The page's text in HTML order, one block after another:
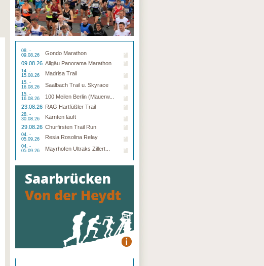
08. -
09.08.26
Gondo Marathon
09.08.26 Allgäu Panorama Marathon
14. -
15.08.26
Madrisa Trail
15. -
16.08.26
Saalbach Trail u. Skyrace
15. -
16.08.26
100 Meilen Berlin (Mauerw...
23.08.26 RAG Hartfüßler Trail
28. -
30.08.26
Kärnten läuft
29.08.26 Churfirsten Trail Run
04. -
05.09.26
Resia Rosolina Relay
04. -
05.09.26
Mayrhofen Ultraks Zillert...